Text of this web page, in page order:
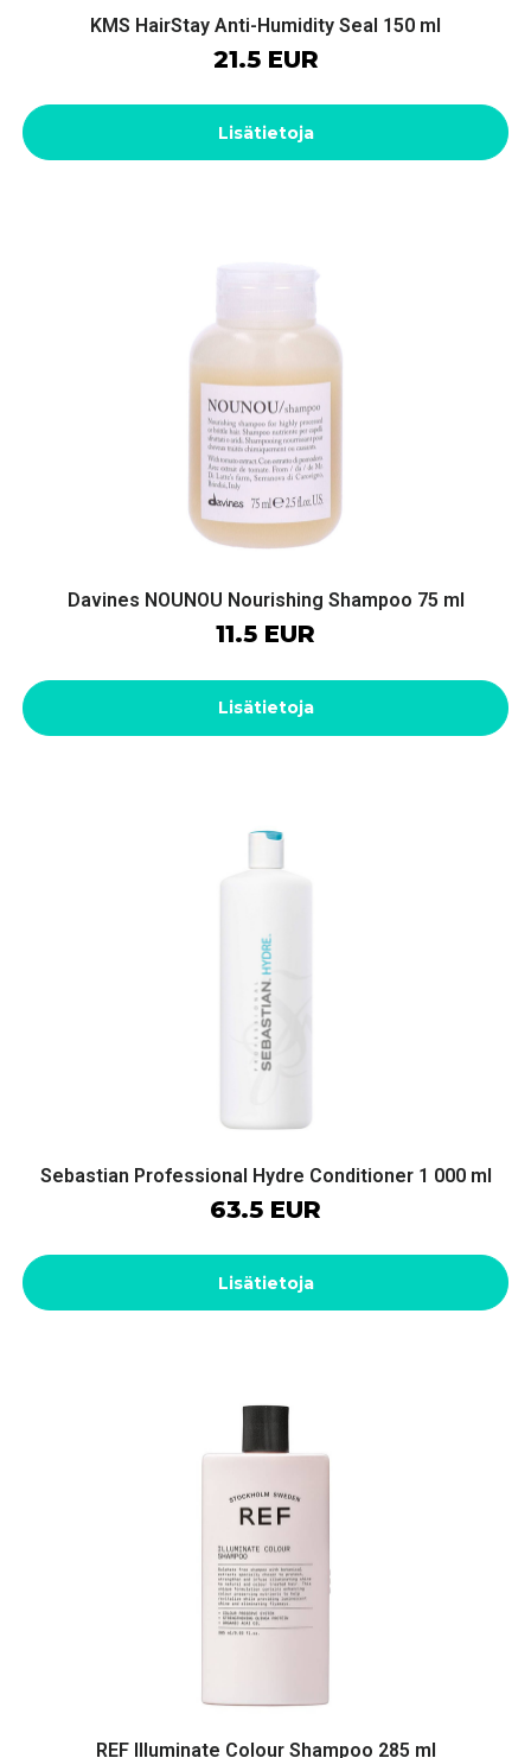
KMS HairStay Anti-Humidity Seal 150 ml
21.5 EUR
Lisätietoja
Davines NOUNOU Nourishing Shampoo 75 ml
11.5 EUR
Lisätietoja
Sebastian Professional Hydre Conditioner 1 000 ml
63.5 EUR
Lisätietoja
REF Illuminate Colour Shampoo 285 ml